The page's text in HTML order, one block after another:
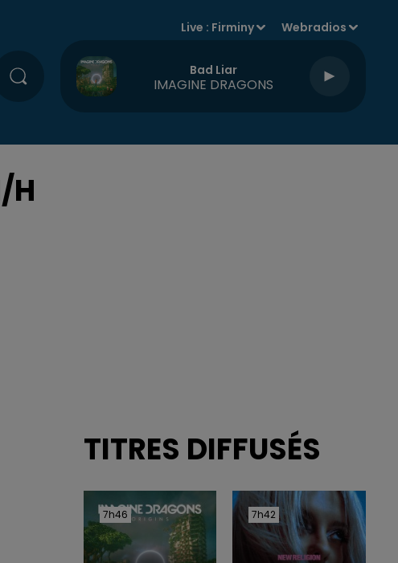
Live : Firminy Webradios
Bad Liar
IMAGINE DRAGONS
H
TITRES DIFFUSÉS
7h46
7h46 7h42
7h42